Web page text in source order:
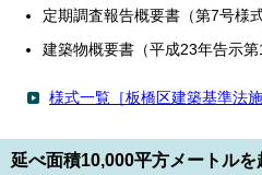
定期調査報告概要書（第7号様式
建築物概要書（平成23年告示第
様式一覧［板橋区建築基準法施
延べ面積10,000平方メートル